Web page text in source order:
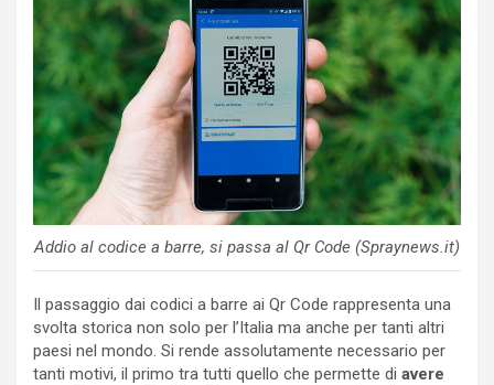
Addio al codice a barre, si passa al Qr Code (Spraynews.it)
Il passaggio dai codici a barre ai Qr Code rappresenta una
svolta storica non solo per l’Italia ma anche per tanti altri
paesi nel mondo. Si rende assolutamente necessario per
tanti motivi, il primo tra tutti quello che permette di avere